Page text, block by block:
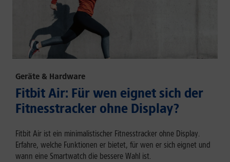
Geräte & Hardware
Fitbit Air: Für wen eignet sich der
Fitnesstracker ohne Display?
Fitbit Air ist ein minimalistischer Fitnesstracker ohne Display.
Erfahre, welche Funktionen er bietet, für wen er sich eignet und
wann eine Smartwatch die bessere Wahl ist.